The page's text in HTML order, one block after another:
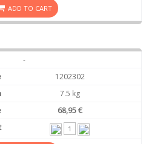
ADD TO CART
-
1202302
7.5 kg
68,95 €